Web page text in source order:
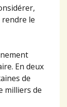
le
En deux
de
milliers de